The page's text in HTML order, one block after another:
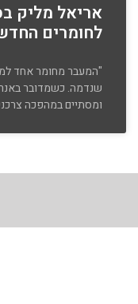
אריאל מליק
לחומרים
"המעבר מחומר אחד
שנדמה. כשמדובר
ומסתיים במהפכה